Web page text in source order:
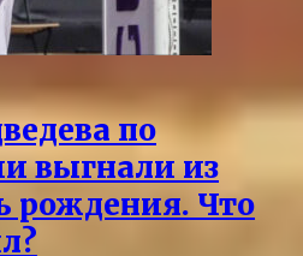
по
выгнали из
рождения. Что